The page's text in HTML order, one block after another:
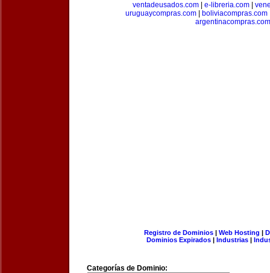
ventadeusados.com| e-libreria.com|
uruguaycompras.com| boliviacompras.com
argentinacompras.com
Registro de Dominios| Web Hosting |
Dominios Expirados | Industrias |
Categorías de Dominio: